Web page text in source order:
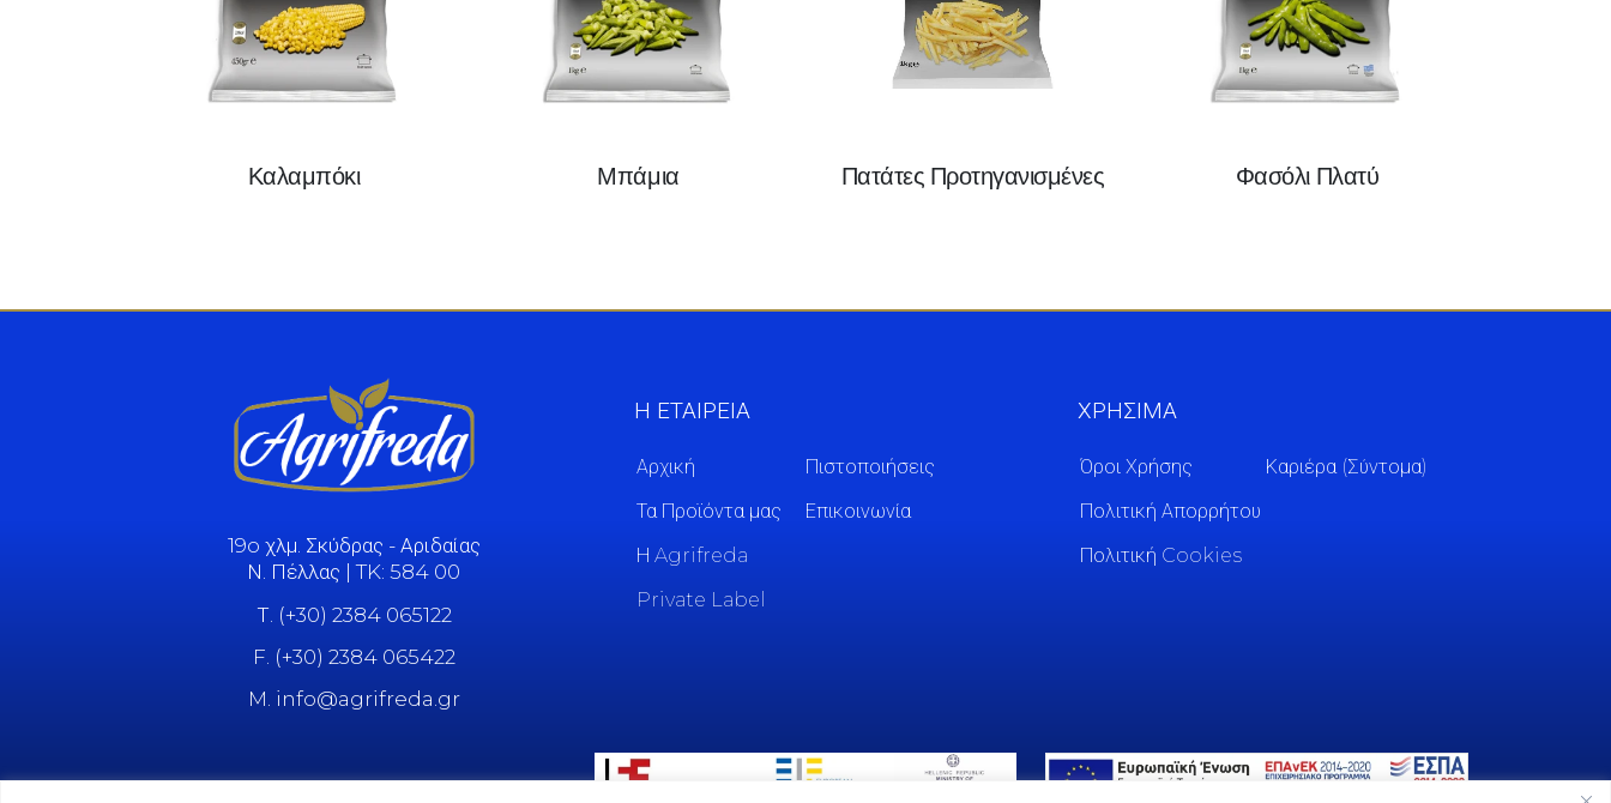
Καλαμπόκι Μπάμια Πατάτες Προτηγανισμένες Φασόλι Πλατύ
19o χλμ. Σκύδρας - Αριδαίας
Ν. Πέλλας | TK: 584 00
Τ. (+30) 2384 065122
F. (+30) 2384 065422
M. info@agrifreda.gr
Η ΕΤΑΙΡΕΙΑ
Αρχική
Τα Προϊόντα μας
Η Agrifreda
Private Label
Πιστοποιήσεις
Επικοινωνία
ΧΡΗΣΙΜΑ
Όροι Χρήσης
Πολιτική Απορρήτου
Πολιτική Cookies
Καριέρα (Σύντομα)